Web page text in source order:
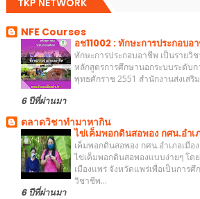
TKP NETWORK
NFE Courses
อช11002 : ทักษะการประกอบอ
ทักษะการประกอบอาชีพ เป็นรายวิ
หลักสูตรการศึกษานอกระบบระดับ
พุทธศักราช 2551 สำนักงานส่งเสริ
6 ปีที่ผ่านมา
ตลาดวิชาทำมาหากิน
ไข่เค็มพอกดินสอพอง กศน.อำเ
เค็มพอกดินสอพอง กศน.อำเภอเมือ
ไข่เค็มพอกดินสอพองแบบง่ายๆ โด
เมืองแพร่ จังหวัดแพร่เพื่อเป็นการ
วิชาชีพ...
6 ปีที่ผ่านมา